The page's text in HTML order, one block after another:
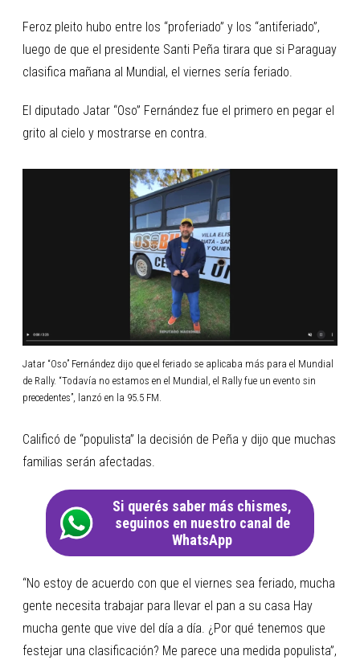
Feroz pleito hubo entre los “proferiado” y los “antiferiado”,
luego de que el presidente Santi Peña tirara que si Paraguay
clasifica mañana al Mundial, el viernes sería feriado.
El diputado Jatar “Oso” Fernández fue el primero en pegar el
grito al cielo y mostrarse en contra.
Jatar “Oso” Fernández dijo que el feriado se aplicaba más para el Mundial
de Rally. “Todavía no estamos en el Mundial, el Rally fue un evento sin
precedentes”, lanzó en la 95.5 FM.
Calificó de “populista” la decisión de Peña y dijo que muchas
familias serán afectadas.
Si querés saber más chismes,
seguinos en nuestro canal de
WhatsApp
“No estoy de acuerdo con que el viernes sea feriado, mucha
gente necesita trabajar para llevar el pan a su casa Hay
mucha gente que vive del día a día. ¿Por qué tenemos que
festejar una clasificación? Me parece una medida populista”,